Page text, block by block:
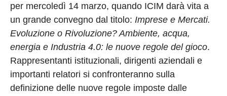
per mercoledì 14 marzo, quando ICIM darà vita a
un grande convegno dal titolo: Imprese e Mercati.
Evoluzione o Rivoluzione? Ambiente, acqua,
energia e Industria 4.0: le nuove regole del gioco.
Rappresentanti istituzionali, dirigenti aziendali e
importanti relatori si confronteranno sulla
definizione delle nuove regole imposte dalle